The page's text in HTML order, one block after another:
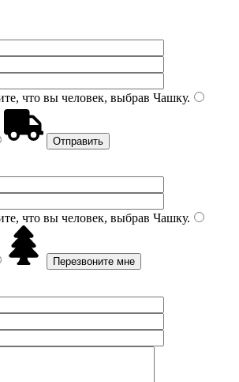
что вы человек, выбрав Чашку.
что вы человек, выбрав Чашку.